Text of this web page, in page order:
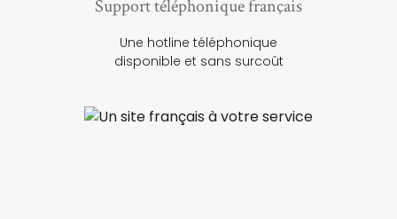
Support téléphonique français
Une hotline téléphonique
disponible et sans surcoût